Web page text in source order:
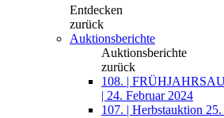
Entdecken
zurück
Auktionsberichte
Auktionsberichte
zurück
108. |
| 24. Februar 2024
107. | Herbstauktion